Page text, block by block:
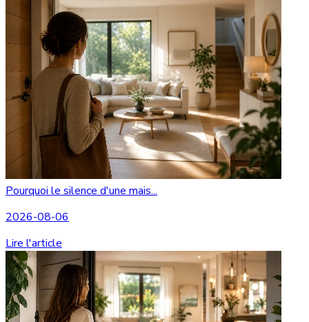
Pourquoi le silence d'une mais...
2026-08-06
Lire l'article